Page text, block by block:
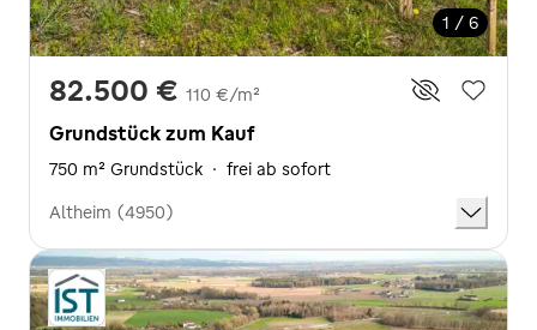
1 / 6
82.500 € 110 €/m²
Grundstück zum Kauf
750 m² Grundstück · frei ab sofort
Altheim (4950)